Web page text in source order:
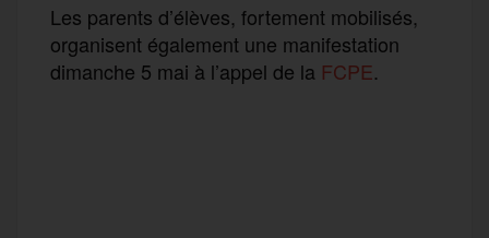
Les parents d’élèves, fortement mobilisés,
organisent également une manifestation
dimanche 5 mai à l’appel de la FCPE.